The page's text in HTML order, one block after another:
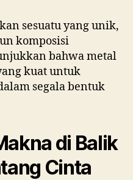
sesuatu yang unik,
komposisi
bahwa metal
kuat untuk
segala bentuk
di Balik
Cinta